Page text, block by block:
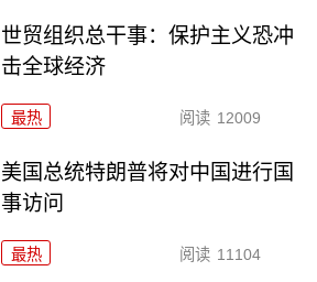
世贸组织总干事：保护主义恐冲
击全球经济
最热 阅读 12009
美国总统特朗普将对中国进行国
事访问
最热 阅读 11104